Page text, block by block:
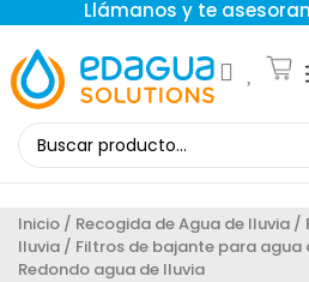
Llámanos y te
Inicio / Recogida de Agua de lluvia /
lluvia / Filtros de bajante para agua
Redondo agua de lluvia